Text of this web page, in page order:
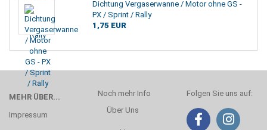
Dichtung Vergaserwanne / Motor ohne GS -
PX / Sprint / Rally
1,75 EUR
MEHR ÜBER...
Impressum
Noch mehr Info
Über Uns
Folgen Sie uns auf: